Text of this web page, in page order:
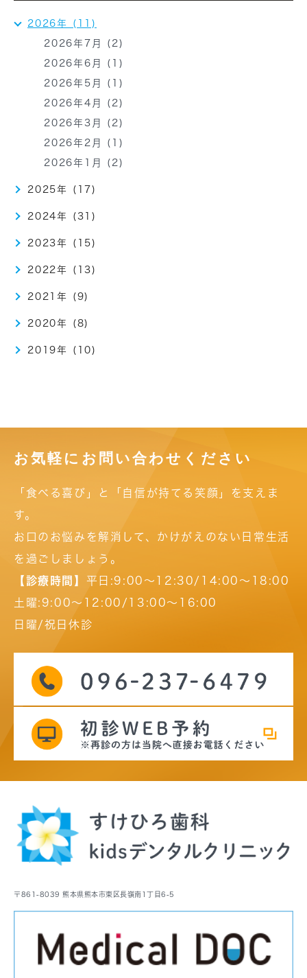
2026年 (11)
2026年7月 (2)
2026年6月 (1)
2026年5月 (1)
2026年4月 (2)
2026年3月 (2)
2026年2月 (1)
2026年1月 (2)
2025年 (17)
2024年 (31)
2023年 (15)
2022年 (13)
2021年 (9)
2020年 (8)
2019年 (10)
お気軽にお問い合わせください
「食べる喜び」と「自信が持てる笑顔」を支えま
す。
お口のお悩みを解消して、かけがえのない日常生活
を過ごしましょう。
【診療時間】 平日:9:00～12:30/14:00～18:00
土曜:9:00～12:00/13:00～16:00
日曜/祝日休診
〒861-8039 熊本県熊本市東区長嶺南1丁目6-5